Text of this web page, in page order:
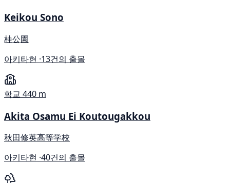
Keikou Sono
桂公園
아키타현 ·13건의 출몰
학교 440 m
Akita Osamu Ei Koutougakkou
秋田修英高等学校
아키타현 ·40건의 출몰